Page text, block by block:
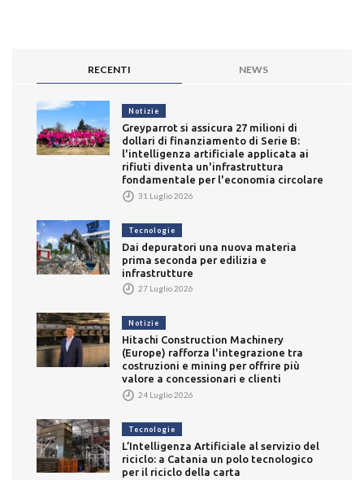
RECENTI NEWS
Notizie
Greyparrot si assicura 27 milioni di
dollari di finanziamento di Serie B:
l'intelligenza artificiale applicata ai
rifiuti diventa un'infrastruttura
fondamentale per l'economia circolare
31 Luglio 2026
Tecnologie
Dai depuratori una nuova materia
prima seconda per edilizia e
infrastrutture
27 Luglio 2026
Notizie
Hitachi Construction Machinery
(Europe) rafforza l'integrazione tra
costruzioni e mining per offrire più
valore a concessionari e clienti
24 Luglio 2026
Tecnologie
L’Intelligenza Artificiale al servizio del
riciclo: a Catania un polo tecnologico
per il riciclo della carta